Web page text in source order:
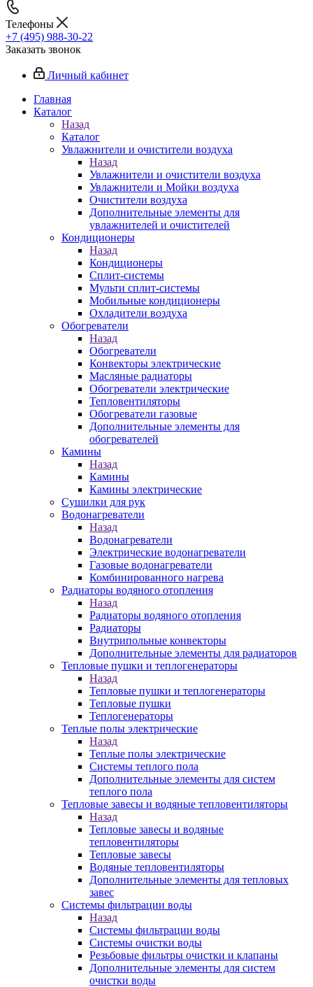
Телефоны
+7 (495) 988-30-22
Заказать звонок
Личный кабинет
Главная
Каталог
Назад
Каталог
Увлажнители и очистители воздуха
Назад
Увлажнители и очистители воздуха
Увлажнители и Мойки воздуха
Очистители воздуха
Дополнительные элементы для
увлажнителей и очистителей
Кондиционеры
Назад
Кондиционеры
Сплит-системы
Мульти сплит-системы
Мобильные кондиционеры
Охладители воздуха
Обогреватели
Назад
Обогреватели
Конвекторы электрические
Масляные радиаторы
Обогреватели электрические
Тепловентиляторы
Обогреватели газовые
Дополнительные элементы для
обогревателей
Камины
Назад
Камины
Камины электрические
Сушилки для рук
Водонагреватели
Назад
Водонагреватели
Электрические водонагреватели
Газовые водонагреватели
Комбинированного нагрева
Радиаторы водяного отопления
Назад
Радиаторы водяного отопления
Радиаторы
Внутрипольные конвекторы
Дополнительные элементы для радиаторов
Тепловые пушки и теплогенераторы
Назад
Тепловые пушки и теплогенераторы
Тепловые пушки
Теплогенераторы
Теплые полы электрические
Назад
Теплые полы электрические
Системы теплого пола
Дополнительные элементы для систем
теплого пола
Тепловые завесы и водяные тепловентиляторы
Назад
Тепловые завесы и водяные
тепловентиляторы
Тепловые завесы
Водяные тепловентиляторы
Дополнительные элементы для тепловых
завес
Системы фильтрации воды
Назад
Системы фильтрации воды
Системы очистки воды
Резьбовые фильтры очистки и клапаны
Дополнительные элементы для систем
очистки воды